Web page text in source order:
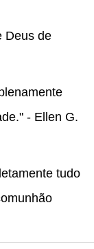
Deus de
- Ellen G.
tudo